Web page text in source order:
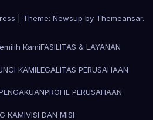
Theme: Newsup by Themeansar.
KamiFASILITAS & LAYANAN
KAMILEGALITAS PERUSAHAAN
PROFIL PERUSAHAAN
KAMIVISI DAN MISI